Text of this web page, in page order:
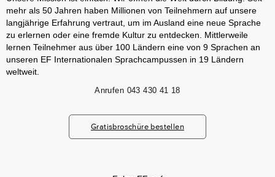
mehr als 50 Jahren haben Millionen von Teilnehmern auf unsere
langjährige Erfahrung vertraut, um im Ausland eine neue Sprache
zu erlernen oder eine fremde Kultur zu entdecken. Mittlerweile
lernen Teilnehmer aus über 100 Ländern eine von 9 Sprachen an
unseren EF Internationalen Sprachcampussen in 19 Ländern
weltweit.
Anrufen 043 430 41 18
Gratisbroschüre bestellen